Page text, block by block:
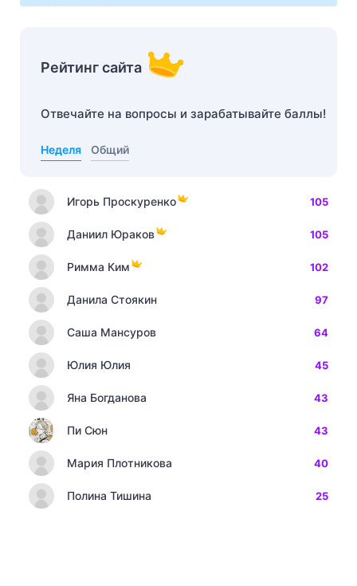
Рейтинг сайта
Отвечайте на вопросы и зарабатывайте баллы!
Неделя Общий
Игорь Проскуренко 105
Даниил Юраков 105
Римма Ким 102
Данила Стоякин 97
Саша Мансуров 64
Юлия Юлия 45
Яна Богданова 43
Пи Сюн 43
Мария Плотникова 40
Полина Тишина 25